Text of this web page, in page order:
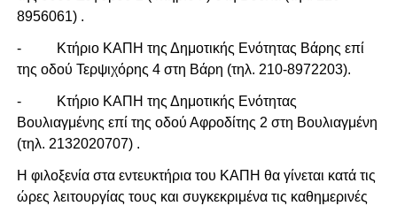
8956061) .
- Κτήριο ΚΑΠΗ της Δημοτικής Ενότητας Βάρης επί
της οδού Τερψιχόρης 4 στη Βάρη (τηλ. 210-8972203).
- Κτήριο ΚΑΠΗ της Δημοτικής Ενότητας
Βουλιαγμένης επί της οδού Αφροδίτης 2 στη Βουλιαγμένη
(τηλ. 2132020707) .
Η φιλοξενία στα εντευκτήρια του ΚΑΠΗ θα γίνεται κατά τις
ώρες λειτουργίας τους και συγκεκριμένα τις καθημερινές